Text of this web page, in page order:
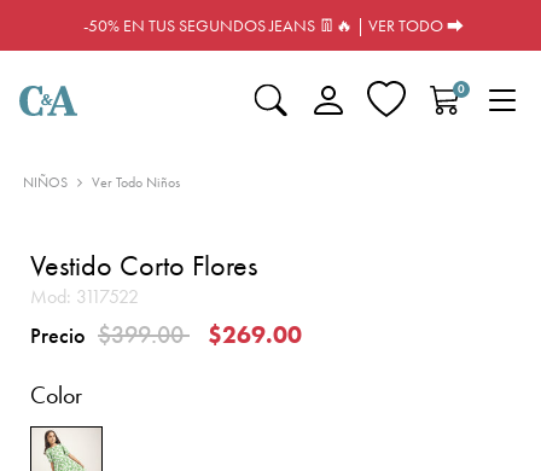
-50% EN TUS SEGUNDOS JEANS 👖🔥 | VER TODO ⮕
0
NIÑOS Ver Todo Niños
Vestido Corto Flores
Mod: 3117522
Precio Precio reducido de
$399.00a
$269.00
Color